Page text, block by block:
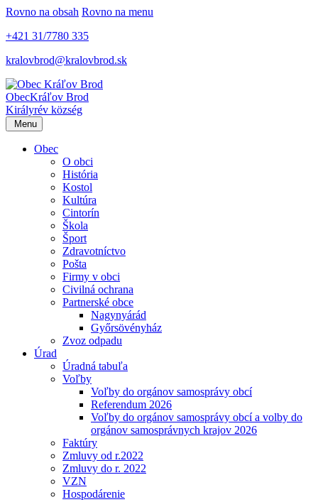
Rovno na obsah Rovno na menu
+421 31/7780 335
kralovbrod@kralovbrod.sk
ObecKráľov Brod
Királyrév község
Menu
Obec
O obci
História
Kostol
Kultúra
Cintorín
Škola
Šport
Zdravotníctvo
Pošta
Firmy v obci
Civilná ochrana
Partnerské obce
Nagynyárád
Győrsövényház
Zvoz odpadu
Úrad
Úradná tabuľa
Voľby
Voľby do orgánov samosprávy obcí
Referendum 2026
Voľby do orgánov samosprávy obcí a volby do
orgánov samosprávnych krajov 2026
Faktúry
Zmluvy od r.2022
Zmluvy do r. 2022
VZN
Hospodárenie